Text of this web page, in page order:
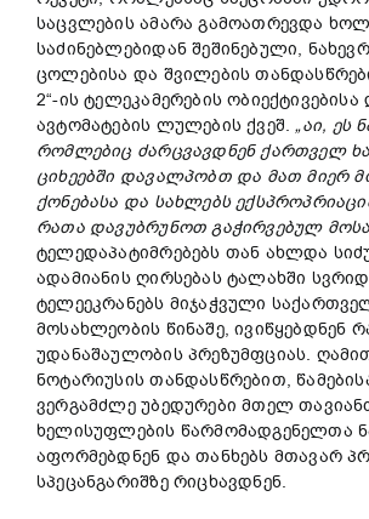
საცვლების ამარა გამოათრევდა
საძინებლებიდან შეშინებული,
ცოლებისა და შვილების
2“-ის ტელეკამერების ობიექტივებისა
ავტომატების ლულების ქვეშ.„აი, ეს
რომლებიც ძარცვავდნენ ქართველ
ციხეებში დავალპობთ და მათ მიერ
ქონებასა და სახლებს
რათა დავუბრუნოთ გაჭირვებულ
ტელედაპატიმრებებს თან ახლდა
ადამიანის ღირსებას ტალახში
ტელეეკრანებს მიჯაჭვული
მოსახლეობის წინაშე, ივიწყებდნენ
უდანაშაულობის პრეზუმფციას.
ნოტარიუსის თანდასწრებით,
ვერგამძლე უბედურები მთელ
ხელისუფლების წარმომადგენელთა
აფორმებდნენ და თანხებს მთავარ
სპეცანგარიშზე რიცხავდნენ.